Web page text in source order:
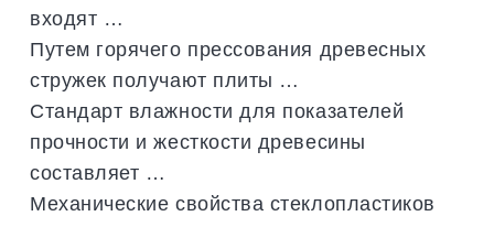
входят …
Путем горячего прессования древесных
стружек получают плиты …
Стандарт влажности для показателей
прочности и жесткости древесины
составляет …
Механические свойства стеклопластиков